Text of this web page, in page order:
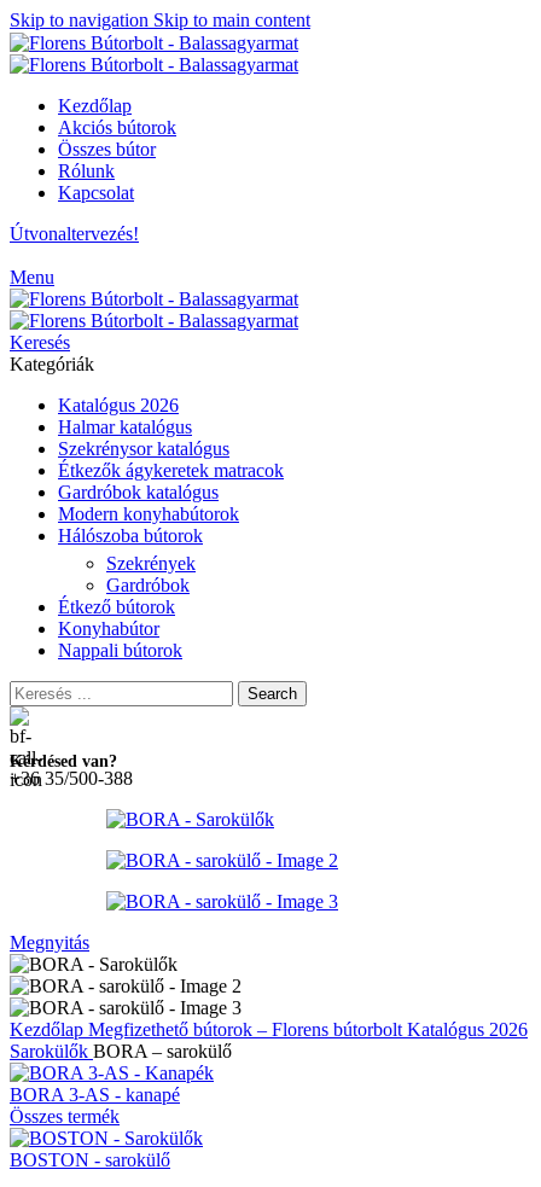
Skip to navigation Skip to main content
Kezdőlap
Akciós bútorok
Összes bútor
Rólunk
Kapcsolat
Útvonaltervezés!
Menu
Keresés
Kategóriák
Katalógus 2026
Halmar katalógus
Szekrénysor katalógus
Étkezők ágykeretek matracok
Gardróbok katalógus
Modern konyhabútorok
Hálószoba bútorok
Szekrények
Gardróbok
Étkező bútorok
Konyhabútor
Nappali bútorok
Search
Kérdésed van?
+36 35/500-388
Megnyitás
Kezdőlap Megfizethető bútorok – Florens bútorbolt Katalógus 2026
Sarokülők BORA – sarokülő
BORA 3-AS - kanapé
Összes termék
BOSTON - sarokülő